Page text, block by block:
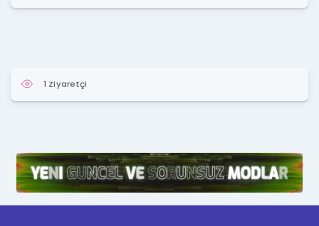
1 Ziyaretçi